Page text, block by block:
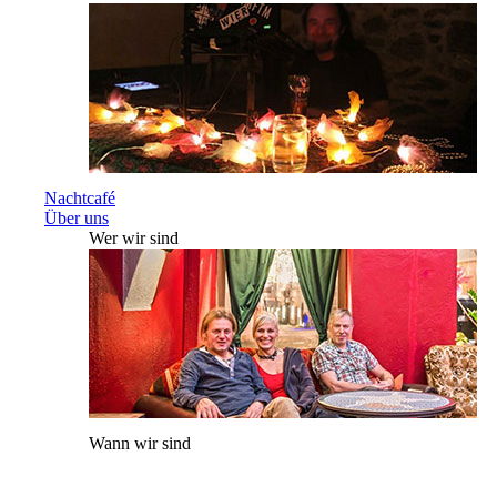
Nachtcafé
Über uns
Wer wir sind
Wann wir sind